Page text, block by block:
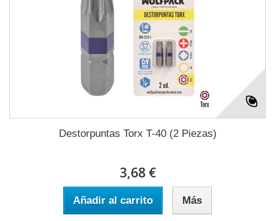
Destorpuntas Torx T-40 (2 Piezas)
3,68 €
Añadir al carrito Más